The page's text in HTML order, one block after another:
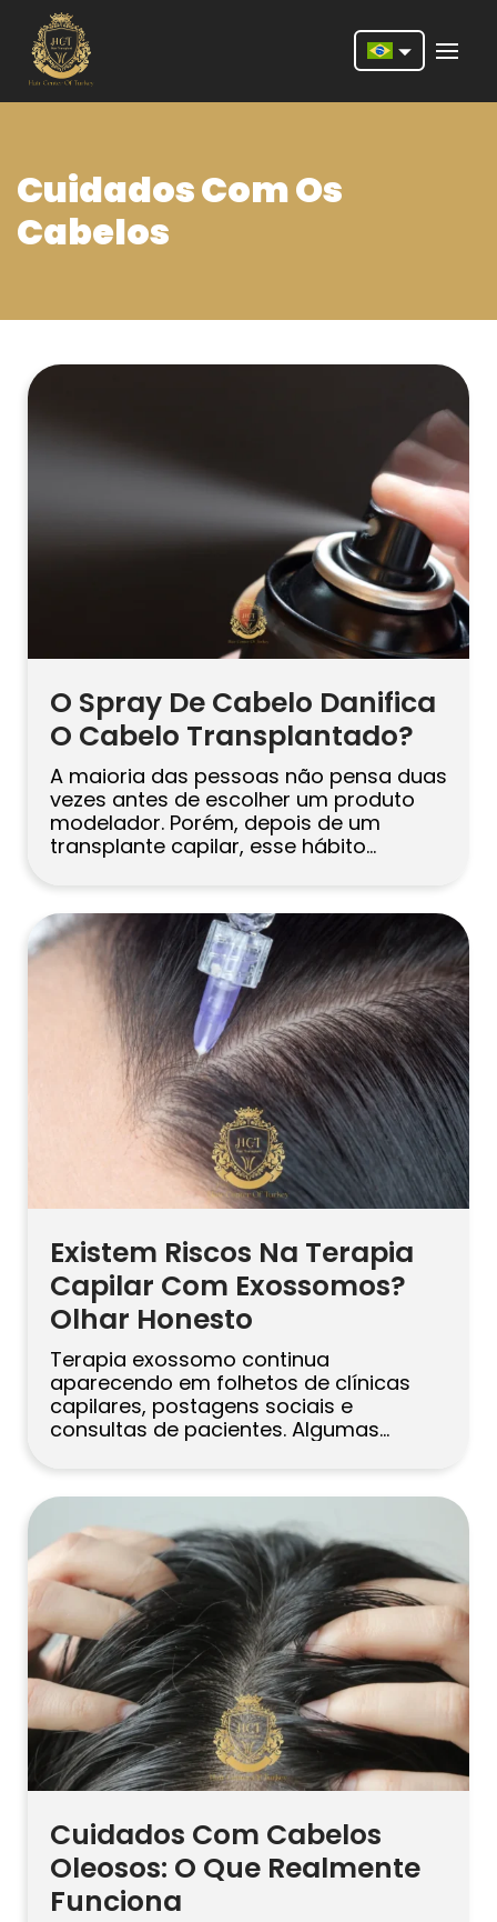
Español
Türkçe
Română
Русский
Български
Svenska
Cuidados Com Os
Cabelos
O Spray De Cabelo Danifica
O Cabelo Transplantado?
A maioria das pessoas não pensa duas
vezes antes de escolher um produto
modelador. Porém, depois de um
transplante capilar, esse hábito
uma preocupação justa – os enxertos
recém-transplantados passam por
uma fase delicada, e o produto errado
no momento errado pode interferir na
cicatrização ou até […]
Existem Riscos Na Terapia
Capilar Com Exossomos?
Olhar Honesto
Terapia exossomo continua
aparecendo em folhetos de clínicas
capilares, postagens sociais e
consultas de pacientes. Algumas
embora sem saber se pagaram pela
ciência ou pelo hype. De qualquer
forma, uma questão segue
discretamente a tendência em todos
os lugares: isso é realmente seguro? É
uma coisa justa de se […]
Cuidados Com Cabelos
Oleosos: O Que Realmente
Funciona